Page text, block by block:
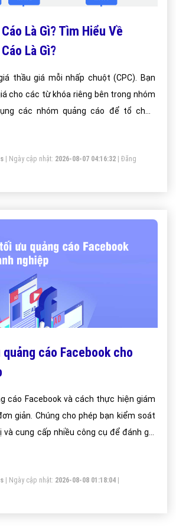
Là Gì? Tìm Hiểu Về
Là Gì?
thầu giá mỗi nhấp chuột (CPC). Bạn
cho các từ khóa riêng bên trong nhóm
các nhóm quảng cáo để tổ chức
| Ngày cập nhật: 2026-08-07 04:16:32
Đăng
cáo Facebook cho
cáo Facebook và cách thực hiện giám
giản. Chúng cho phép bạn kiểm soát
cung cấp nhiều công cụ để đánh giá
| Ngày cập nhật: 2026-08-08 01:18:04